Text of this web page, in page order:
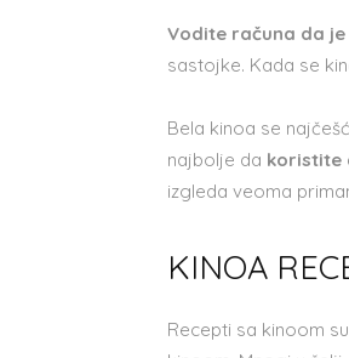
Vodite računa da
sastojke. Kada se
Bela kinoa se
najbolje da koristite
izgleda veoma
KINOA
Recepti sa kinoom